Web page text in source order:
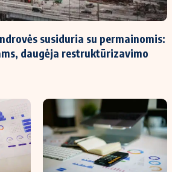
Titulinis
Nedarbo išmokos skaičiuoklė
Būsto finansai
Įdomios naujienos
susiduria su permainomis:
daugėja restruktūrizavimo